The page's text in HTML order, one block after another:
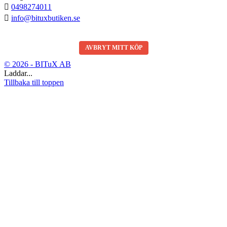
 0498274011
 info@bituxbutiken.se
AVBRYT MITT KÖP
© 2026 - BITuX AB
Laddar...
Tillbaka till toppen